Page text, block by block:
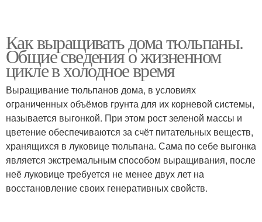
Как выращивать дома тюльпаны.
Общие сведения о жизненном
цикле в холодное время
Выращивание тюльпанов дома, в условиях
ограниченных объёмов грунта для их корневой системы,
называется выгонкой. При этом рост зеленой массы и
цветение обеспечиваются за счёт питательных веществ,
хранящихся в луковице тюльпана. Сама по себе выгонка
является экстремальным способом выращивания, после
неё луковице требуется не менее двух лет на
восстановление своих генеративных свойств.